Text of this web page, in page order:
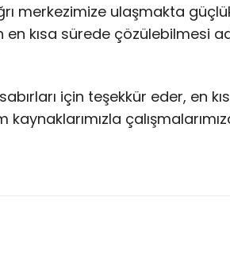
merkezimize ulaşmakta
kısa sürede çözülebilmesi
için teşekkür eder, en